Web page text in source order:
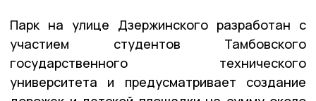
Парк на улице Дзержинского разработан с
участием студентов Тамбовского
государственного технического
университета и предусматривает создание